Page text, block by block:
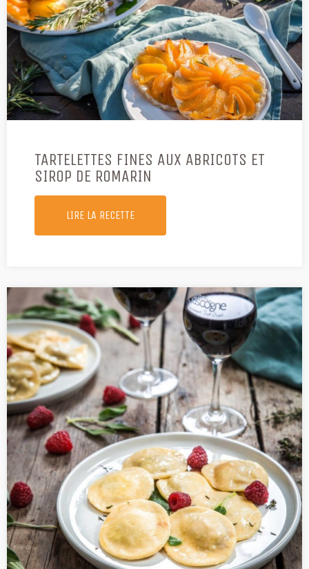
TARTELETTES FINES AUX ABRICOTS ET
SIROP DE ROMARIN
LIRE LA RECETTE